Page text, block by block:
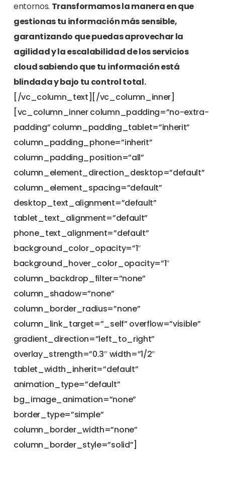
entornos. Transformamos la manera en que
gestionas tu información más sensible,
garantizando que puedas aprovechar la
agilidad y la escalabilidad de los servicios
cloud sabiendo que tu información está
blindada y bajo tu control total.
[/vc_column_text][/vc_column_inner]
[vc_column_inner column_padding=”no-extra-
padding” column_padding_tablet=”inherit”
column_padding_phone=”inherit”
column_padding_position=”all”
column_element_direction_desktop=”default”
column_element_spacing=”default”
desktop_text_alignment=”default”
tablet_text_alignment=”default”
phone_text_alignment=”default”
background_color_opacity=”1″
background_hover_color_opacity=”1″
column_backdrop_filter=”none”
column_shadow=”none”
column_border_radius=”none”
column_link_target=”_self” overflow=”visible”
gradient_direction=”left_to_right”
overlay_strength=”0.3″ width=”1/2″
tablet_width_inherit=”default”
animation_type=”default”
bg_image_animation=”none”
border_type=”simple”
column_border_width=”none”
column_border_style=”solid”]